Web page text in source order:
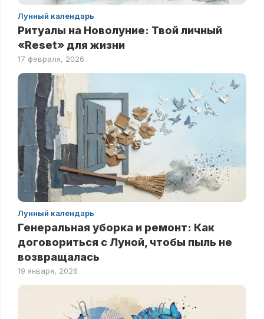
Лунный календарь
Ритуалы на Новолуние: Твой личный
«Reset» для жизни
17 февраля, 2026
Лунный календарь
Генеральная уборка и ремонт: Как
договориться с Луной, чтобы пыль не
возвращалась
19 января, 2026